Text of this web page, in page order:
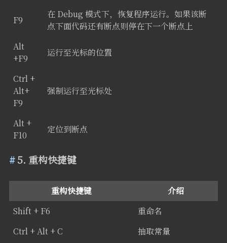
F9
在 Debug 模式下，恢复程序运行。如果该断
点下面代码还有断点则停在下一个断点上
Alt
+F9
运行至光标的位置
Ctrl +
Alt+
F9
强制运行至光标处
Alt +
F10
定位到断点
5. 重构快捷键
重构快捷键
介绍
Shift + F6
重命名
Ctrl + Alt + C
抽取常量